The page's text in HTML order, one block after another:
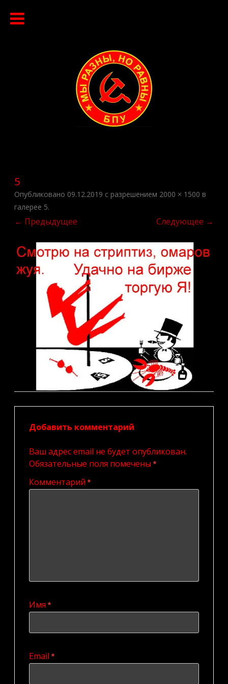
5
Опубликовано 09.12.2019 с разрешением 2000 × 1500 в
галерее 5.
← Предыдущее Следующее →
Добавить комментарий
Ваш адрес email не будет опубликован.
Обязательные поля помечены *
Комментарий *
Имя *
Email *